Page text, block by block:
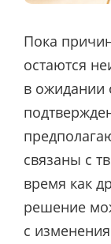
Пока
остаются
в ожидании
связаны с
время как
решение
с